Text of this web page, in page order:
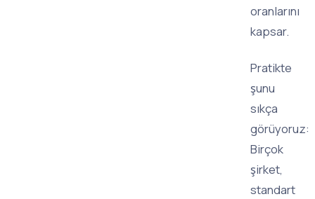
oranlarını
kapsar.
Pratikte
şunu
sıkça
görüyoruz:
Birçok
şirket,
standart